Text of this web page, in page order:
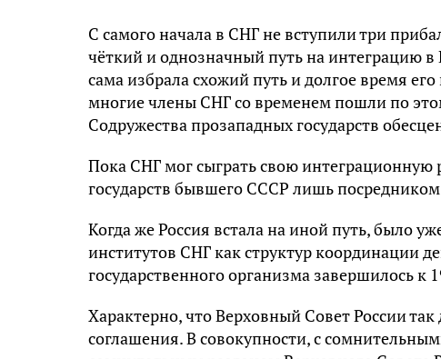
С самого начала в СНГ не вступили три
чёткий и однозначный путь на интеграцию
сама избрала схожий путь и долгое время
многие члены СНГ со временем пошли по
Содружества прозападных государств
Пока СНГ мог сыграть свою интеграционную
государств бывшего СССР лишь
Когда же Россия встала на иной путь, было
институтов СНГ как структур координации
государственного организма завершилось к
Характерно, что Верховный Совет России
соглашения. В совокупности, с